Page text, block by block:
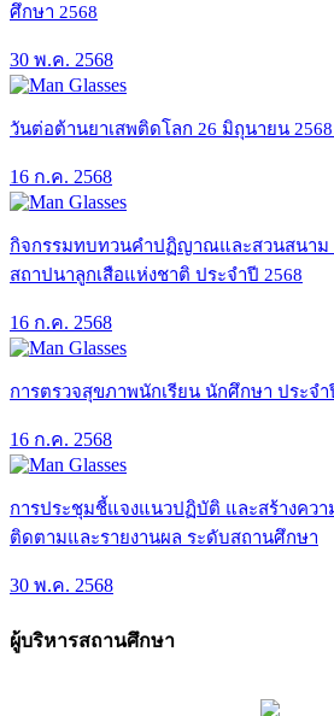
ศึกษา 2568
30 พ.ค. 2568
วันต่อต้านยาเสพติดโลก 26 มิถุนายน
16 ก.ค. 2568
กิจกรรมทบทวนคำปฏิญาณและสวนสนาม
สถาปนาลูกเสือแห่งชาติ ประจำปี 2568
16 ก.ค. 2568
การตรวจสุขภาพนักเรียน นักศึกษา ประจำ
16 ก.ค. 2568
การประชุมชี้แจงแนวปฏิบัติ และสร้างควา
ติดตามและรายงานผล ระดับสถานศึกษา
30 พ.ค. 2568
ผู้บริหารสถานศึกษา